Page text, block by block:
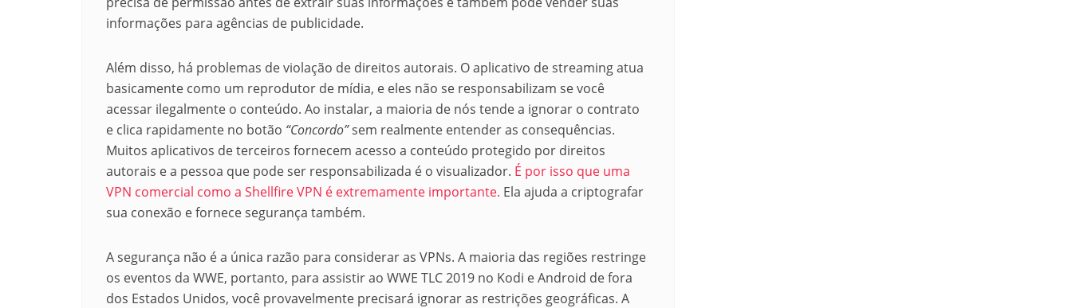
informações para agências de publicidade.
Além disso, há problemas de violação de direitos autorais. O aplicativo de streaming atua
basicamente como um reprodutor de mídia, e eles não se responsabilizam se você
acessar ilegalmente o conteúdo. Ao instalar, a maioria de nós tende a ignorar o contrato
e clica rapidamente no botão “Concordo”sem realmente entender as consequências.
Muitos aplicativos de terceiros fornecem acesso a conteúdo protegido por direitos
autorais e a pessoa que pode ser responsabilizada é o visualizador. É por isso que uma
VPN comercial como a Shellfire VPN é extremamente importante. Ela ajuda a criptografar
sua conexão e fornece segurança também.
A segurança não é a única razão para considerar as VPNs. A maioria das regiões restringe
os eventos da WWE, portanto, para assistir ao WWE TLC 2019 no Kodi e Android de fora
dos Estados Unidos, você provavelmente precisará ignorar as restrições geográficas. A